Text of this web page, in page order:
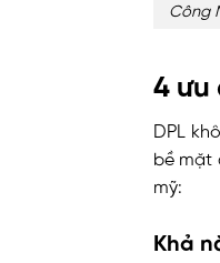
Công
4 ưu
DPL
bề mặt
mỹ:
Khả